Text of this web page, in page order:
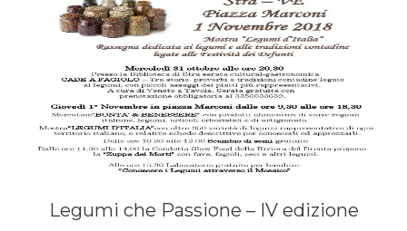
Legumi che Passione – IV edizione